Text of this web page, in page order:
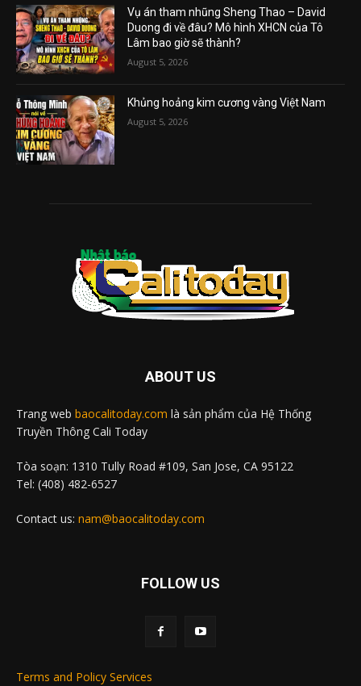
Vụ án tham nhũng Sheng Thao – David
Duong đi về đâu? Mô hình XHCN của Tô
Lâm bao giờ sẽ thành?
August 5, 2026
Khủng hoảng kim cương vàng Việt Nam
August 5, 2026
ABOUT US
Trang web baocalitoday.com là sản phẩm của Hệ Thống
Truyền Thông Cali Today
Tòa soạn: 1310 Tully Road #109, San Jose, CA 95122
Tel: (408) 482-6527
Contact us: nam@baocalitoday.com
FOLLOW US
Terms and Policy Services